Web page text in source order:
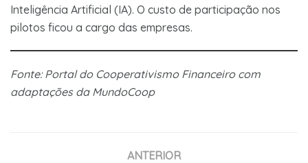
Inteligência Artificial (IA). O custo de participação nos
pilotos ficou a cargo das empresas.
Fonte: Portal do Cooperativismo Financeiro com
adaptações da MundoCoop
ANTERIOR